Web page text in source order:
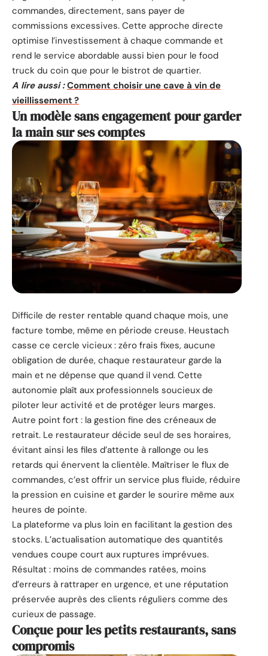
commandes, directement, sans payer de
commissions excessives. Cette approche directe
optimise l’investissement à chaque commande et
rend le service abordable aussi bien pour le food
truck du coin que pour le bistrot de quartier.
A lire aussi : Comment choisir une cave à vin de
vieillissement ?
Un modèle sans engagement pour garder
la main sur ses comptes
Difficile de rester rentable quand chaque mois, une
facture tombe, même en période creuse. Heustach
casse ce cercle vicieux : zéro frais fixes, aucune
obligation de durée, chaque restaurateur garde la
main et ne dépense que quand il vend. Cette
autonomie plaît aux professionnels soucieux de
piloter leur activité et de protéger leurs marges.
Autre point fort : la gestion fine des créneaux de
retrait. Le restaurateur décide seul de ses horaires,
évitant ainsi les files d’attente à rallonge ou les
retards qui énervent la clientèle. Maîtriser le flux de
commandes, c’est offrir un service plus fluide, réduire
la pression en cuisine et garder le sourire même aux
heures de pointe.
La plateforme va plus loin en facilitant la gestion des
stocks. L’actualisation automatique des quantités
vendues coupe court aux ruptures imprévues.
Résultat : moins de commandes ratées, moins
d’erreurs à rattraper en urgence, et une réputation
préservée auprès des clients réguliers comme des
curieux de passage.
Conçue pour les petits restaurants, sans
compromis